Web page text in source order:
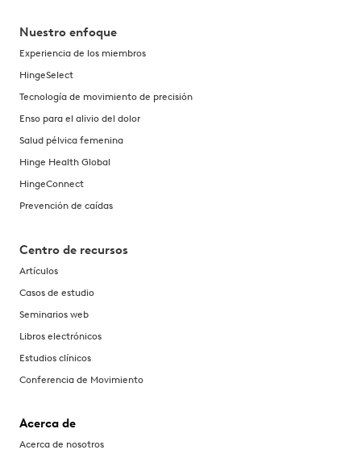
Nuestro enfoque
Experiencia de los miembros
HingeSelect
Tecnología de movimiento de precisión
Enso para el alivio del dolor
Salud pélvica femenina
Hinge Health Global
HingeConnect
Prevención de caídas
Centro de recursos
Artículos
Casos de estudio
Seminarios web
Libros electrónicos
Estudios clínicos
Conferencia de Movimiento
Acerca de
Acerca de nosotros